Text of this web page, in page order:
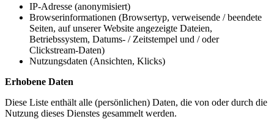
IP-Adresse (anonymisiert)
Browserinformationen (Browsertyp, verweisende / beendete
Seiten, auf unserer Website angezeigte Dateien,
Betriebssystem, Datums- / Zeitstempel und / oder
Clickstream-Daten)
Nutzungsdaten (Ansichten, Klicks)
Erhobene Daten
Diese Liste enthält alle (persönlichen) Daten, die von oder durch die
Nutzung dieses Dienstes gesammelt werden.